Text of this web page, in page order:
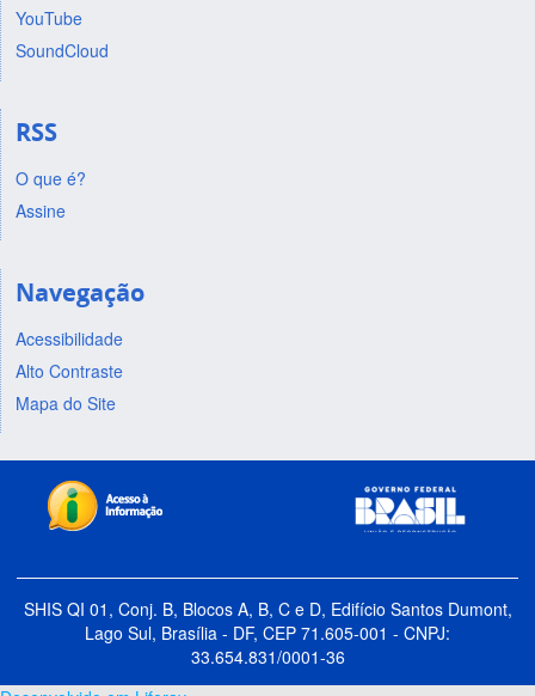
YouTube
SoundCloud
RSS
O que é?
Assine
Navegação
Acessibilidade
Alto Contraste
Mapa do Site
SHIS QI 01, Conj. B, Blocos A, B, C e D, Edifício Santos Dumont,
Lago Sul, Brasília - DF, CEP 71.605-001 - CNPJ:
33.654.831/0001-36